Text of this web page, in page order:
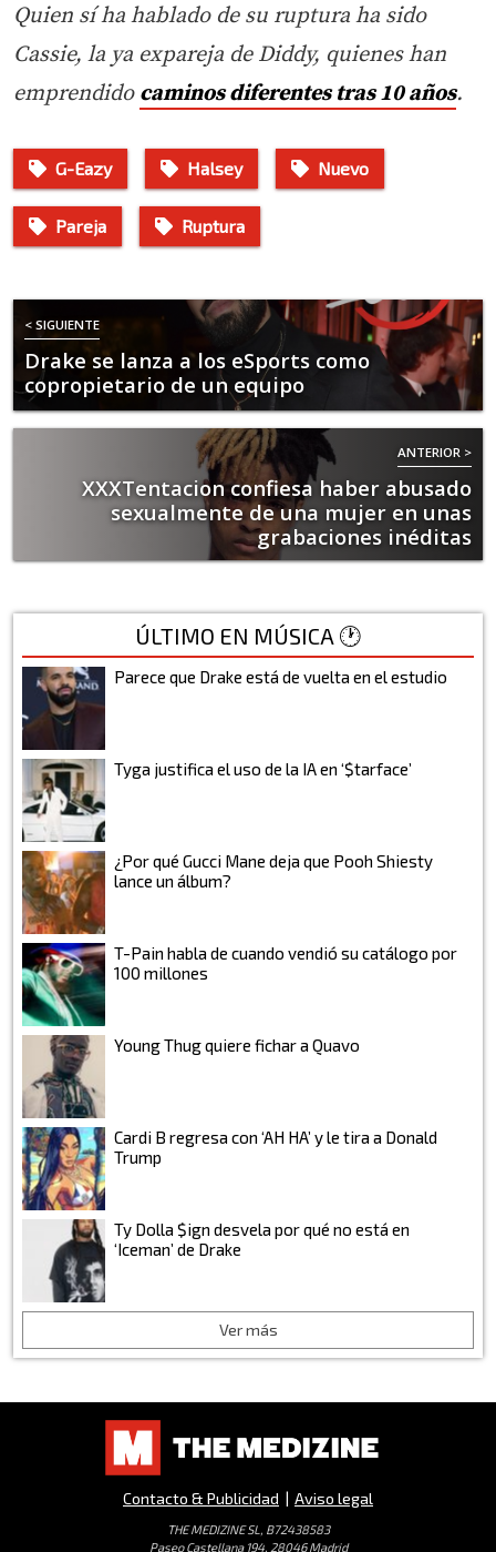
Quien sí ha hablado de su ruptura ha sido
Cassie, la ya expareja de Diddy, quienes han
emprendido caminos diferentes tras 10 años.
G-Eazy Halsey Nuevo
Pareja Ruptura
< SIGUIENTE
Drake se lanza a los eSports como
copropietario de un equipo
ANTERIOR >
XXXTentacion confiesa haber abusado
sexualmente de una mujer en unas
grabaciones inéditas
ÚLTIMO EN MÚSICA 🕐
Parece que Drake está de vuelta en el estudio
Tyga justifica el uso de la IA en ‘$tarface’
¿Por qué Gucci Mane deja que Pooh Shiesty
lance un álbum?
T-Pain habla de cuando vendió su catálogo por
100 millones
Young Thug quiere fichar a Quavo
Cardi B regresa con ‘AH HA’ y le tira a Donald
Trump
Ty Dolla $ign desvela por qué no está en
‘Iceman’ de Drake
Ver más
Contacto & Publicidad | Aviso legal
THE MEDIZINE SL, B72438583
Paseo Castellana 194, 28046 Madrid